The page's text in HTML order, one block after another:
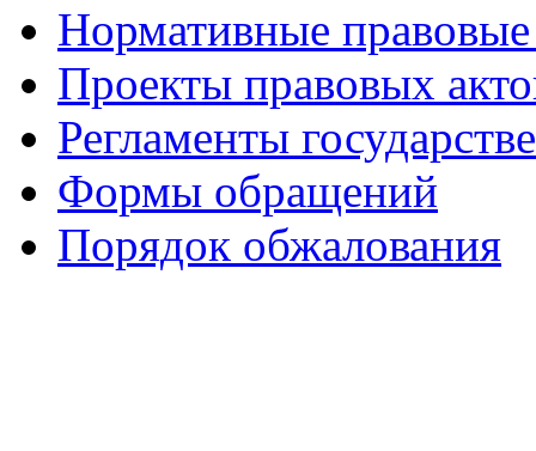
Нормативные
Проекты правовых
Регламенты
Формы обращений
Порядок обжалования